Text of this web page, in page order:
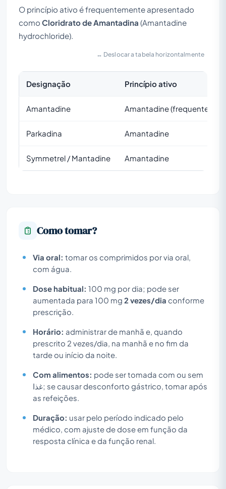
O princípio ativo é frequentemente apresentado
como Cloridrato de Amantadina (Amantadine
hydrochloride).
↔ Deslocar a tabela horizontalmente
Designação Princípio ativo
Amantadine Amantadine
Parkadina Amantadine
Symmetrel / Mantadine Amantadine
Como tomar?
Via oral: tomar os comprimidos por via oral,
com água.
Dose habitual: 100 mg por dia; pode ser
aumentada para 100 mg 2 vezes/dia conforme
prescrição.
Horário: administrar de manhã e, quando
prescrito 2 vezes/dia, na manhã e no fim da
tarde ou início da noite.
Com alimentos: pode ser tomada com ou sem
غذا; se causar desconforto gástrico, tomar após
as refeições.
Duração: usar pelo período indicado pelo
médico, com ajuste de dose em função da
resposta clínica e da função renal.